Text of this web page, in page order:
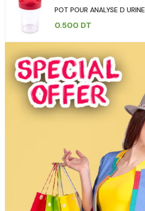
POT POUR ANALYSE D URINE
0.500 DT